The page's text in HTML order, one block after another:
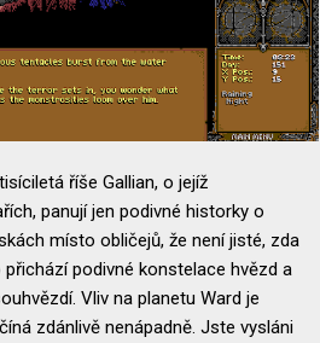
říše Gallian, o jejíž
panují jen podivné historky o
místo obličejů, že není jisté, zda
podivné konstelace hvězd a
Vliv na planetu Ward je
zdánlivě nenápadně. Jste vysláni